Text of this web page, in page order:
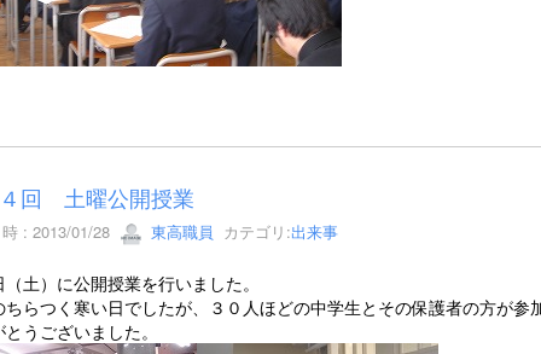
回 土曜公開授業
: 2013/01/28 東高職員 カテゴリ:出来事
土）に公開授業を行いました。
らつく寒い日でしたが、３０人ほどの中学生とその保護者の方が参
うございました。